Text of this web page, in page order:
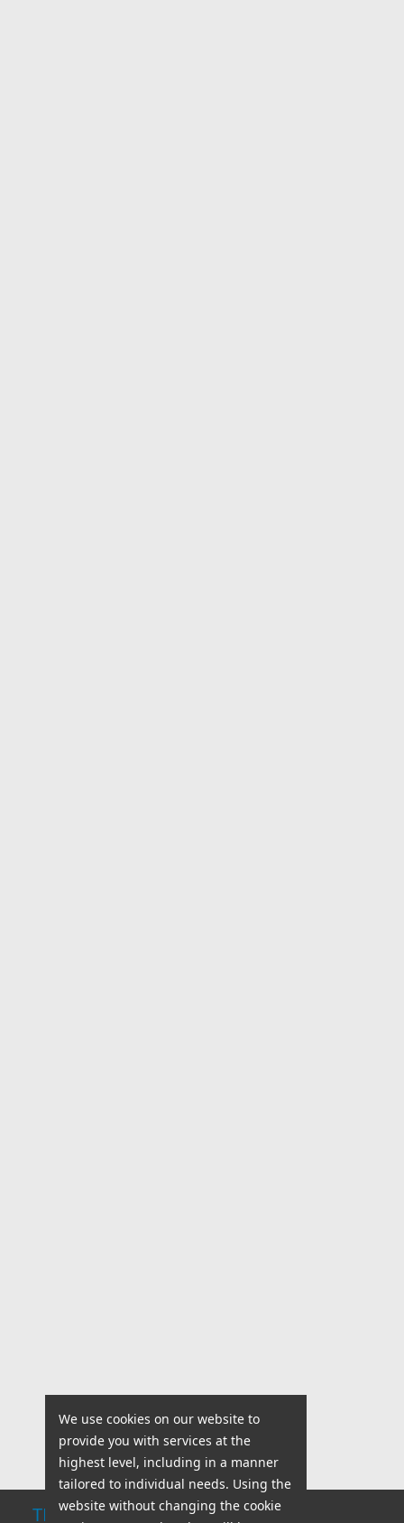
TECHNICAL SUPPORT
We use cookies on our website to
provide you with services at the
highest level, including in a manner
tailored to individual needs. Using the
website without changing the cookie